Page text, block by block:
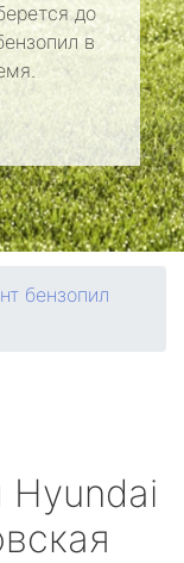
до
в
бензопил
Hyundai